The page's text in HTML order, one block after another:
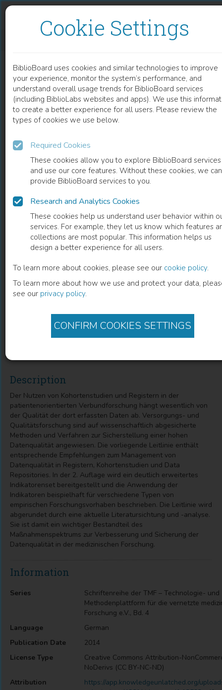
Cookie Settings
BiblioBoard uses cookies and similar technologies to improve
your experience, monitor the system’s performance, and
understand overall usage trends for BiblioBoard services
(including BiblioLabs websites and apps). We use this
to create a better experience for all users. Please review the
types of cookies we use below.
Required Cookies
These cookies allow you to explore BiblioBoard services
and use our core features. Without these cookies, we
provide BiblioBoard services to you.
Research and Analytics Cookies
These cookies help us understand user behavior within
services. For example, they let us know which features
collections are most popular. This information helps us
design a better experience for all users.
To learn more about cookies, please see our cookie policy.
To learn more about how we use and protect your data,
see our privacy policy.
CONFIRM COOKIES SETTINGS
READ
0
BOOK
Datenqualität in der medizinischen
Forschung
Leitlinie zum adaptiven Management von Datenqualität in
Kohortenstudien und Registern
Author) Jürgen Stausberg(Author)
Description
Der Nutzen von Kohortenstudien und Registern in der
patientenorientierten Verbundforschung hängt wesentlich von
der Qualität der dort erfassten Daten ab. Versorgungs- und
Qualitätsforschung sind auf wissenschaftlich abgesicherte
Methoden und Verfahren zur Sicherstellung einer hohen
Datenqualität angewiesen. Die vorliegende Leitlinie enthält
entsprechende Empfehlungen zum Management von
Datenqualität in Registern, Kohortenstudien und Data
Repositories. In der 2. Auflage wird ein deutlich erweitertes
Indikatorenset bereitgestellt und die Anwendung der
Indikatoren beispielhaft für verschiedene Typen von
empirischen Forschungsvorhaben beschrieben. Die Leitlinie wird
abgerundet durch eine aktuelle Literatursichtung und -analyse.
Sie ist damit ein wichtiger Bestandteil des
Maßnahmenspektrums zur Verbesserung und Sicherung der
Datenqualität in der medizinischen Forschung.
Information
Series
Schriftenreihe der TMF – Technologie- und
Methodenplattform für die vernetzte
Forschung e.V., Bd. 4
Language
German
Publication Date
2014
License Type
Creative Commons Attribution-
NoDerivs (CC BY-NC-ND)
Attribution
https://app.knowledgeunlatched.org/